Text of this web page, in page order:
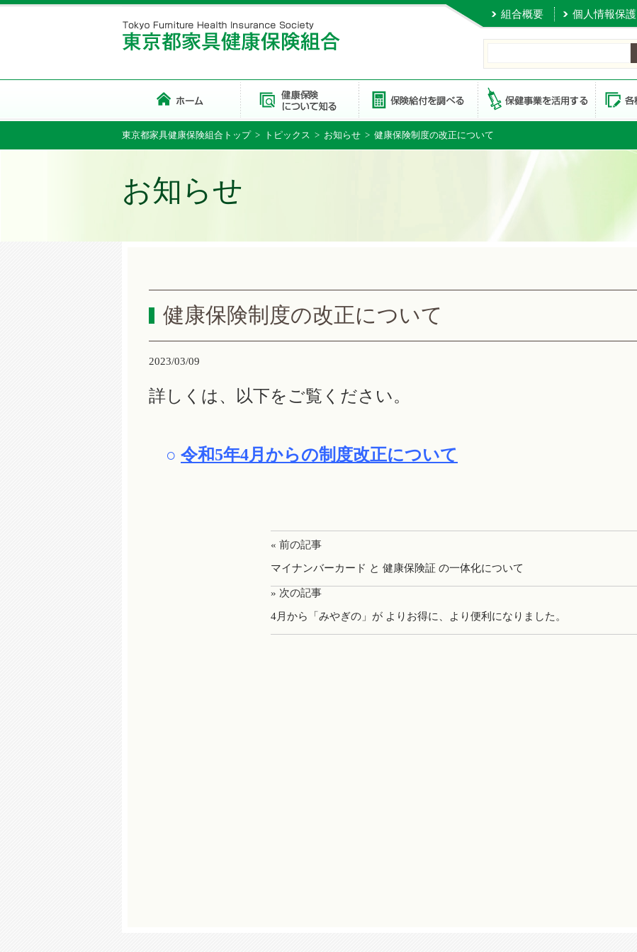
組合概要 個人情報保護
東京都家具健康保険組合トップ> トピックス > お知らせ > 健康保険制度の改正について
お知らせ
健康保険制度の改正について
2023/03/09
詳しくは、以下をご覧ください。
○ 令和5年4月からの制度改正について
« 前の記事
マイナンバーカード と 健康保険証 の一体化について
» 次の記事
4月から「みやぎの」が よりお得に、より便利になりました。